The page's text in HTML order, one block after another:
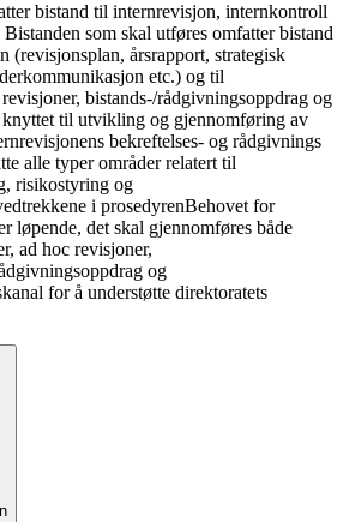
bistand til internrevisjon, internkontroll
som skal utføres omfatter bistand
(revisjonsplan, årsrapport, strategisk
etc.) og til
bistands-/rådgivningsoppdrag og
knyttet til utvikling og gjennomføring av
bekreftelses- og rådgivnings
alle typer områder relatert til
risikostyring og
i prosedyrenBehovet for
løpende, det skal gjennomføres både
ad hoc revisjoner,
og
for å understøtte direktoratets